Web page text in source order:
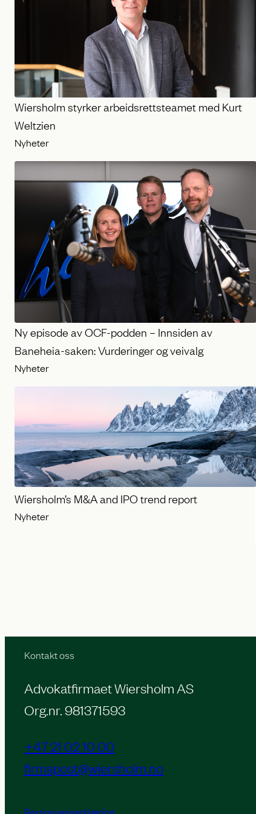
Wiersholm styrker arbeidsrettsteamet med Kurt
Weltzien
Nyheter
Ny episode av OCF-podden – Innsiden av
Baneheia-saken: Vurderinger og veivalg
Nyheter
Wiersholm’s M&A and IPO trend report
Nyheter
Kontakt oss
Advokatfirmaet Wiersholm AS
Org.nr. 981371593
+47 21 02 10 00
firmapost@wiersholm.no